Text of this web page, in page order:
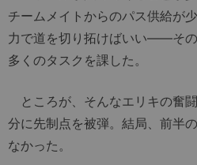
チームメイトからのパス供給が
力で道を切り拓けばいい――そ
多くのタスクを課した。
ところが、そんなエリキの奮
分に先制点を被弾。結局、前半
なかった。